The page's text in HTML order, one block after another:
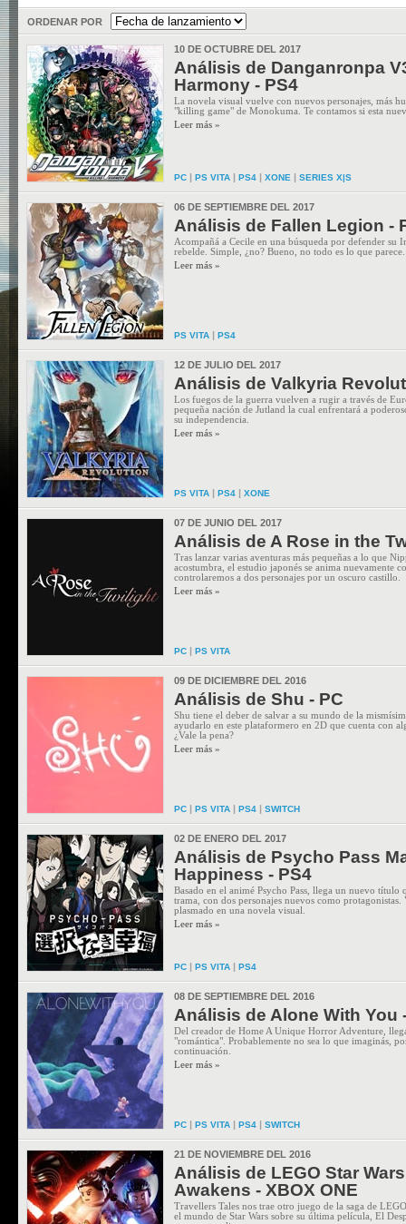
ORDENAR POR
10 DE OCTUBRE DEL 2017
Análisis de Danganronpa
Harmony - PS4
La novela visual vuelve con nuevos personajes, más
"killing game" de Monokuma. Te contamos si esta
Leer más »
PC | PS VITA | PS4 | XONE | SERIES X|S
06 DE SEPTIEMBRE DEL 2017
Análisis de Fallen Legion -
Acompañá a Cecile en una búsqueda por defender su
rebelde. Simple, ¿no? Bueno, no todo es lo que parece.
Leer más »
PS VITA | PS4
12 DE JULIO DEL 2017
Análisis de Valkyria
Los fuegos de la guerra vuelven a rugir a través de
pequeña nación de Jutland la cual enfrentará a
su independencia.
Leer más »
PS VITA | PS4 | XONE
07 DE JUNIO DEL 2017
Análisis de A Rose in the
Tras lanzar varias aventuras más pequeñas a lo que
acostumbra, el estudio japonés se anima nuevamente
controlaremos a dos personajes por un oscuro castillo.
Leer más »
PC | PS VITA
09 DE DICIEMBRE DEL 2016
Análisis de Shu - PC
Shu tiene el deber de salvar a su mundo de la
ayudarlo en este plataformero en 2D que cuenta con
¿Vale la pena?
Leer más »
PC | PS VITA | PS4 | SWITCH
02 DE ENERO DEL 2017
Análisis de Psycho Pass
Happiness - PS4
Basado en el animé Psycho Pass, llega un nuevo título
trama, con dos personajes nuevos como protagonistas.
plasmado en una novela visual.
Leer más »
PC | PS VITA | PS4
08 DE SEPTIEMBRE DEL 2016
Análisis de Alone With You
Del creador de Home A Unique Horror Adventure,
"romántica". Probablemente no sea lo que imaginás,
continuación.
Leer más »
PC | PS VITA | PS4 | SWITCH
21 DE NOVIEMBRE DEL 2016
Análisis de LEGO Star
Awakens - XBOX ONE
Travellers Tales nos trae otro juego de la saga de
el mundo de Star Wars sobre su última película, El